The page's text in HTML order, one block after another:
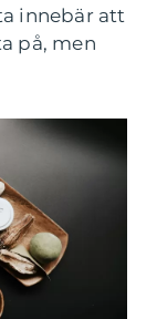
innebär att
på, men